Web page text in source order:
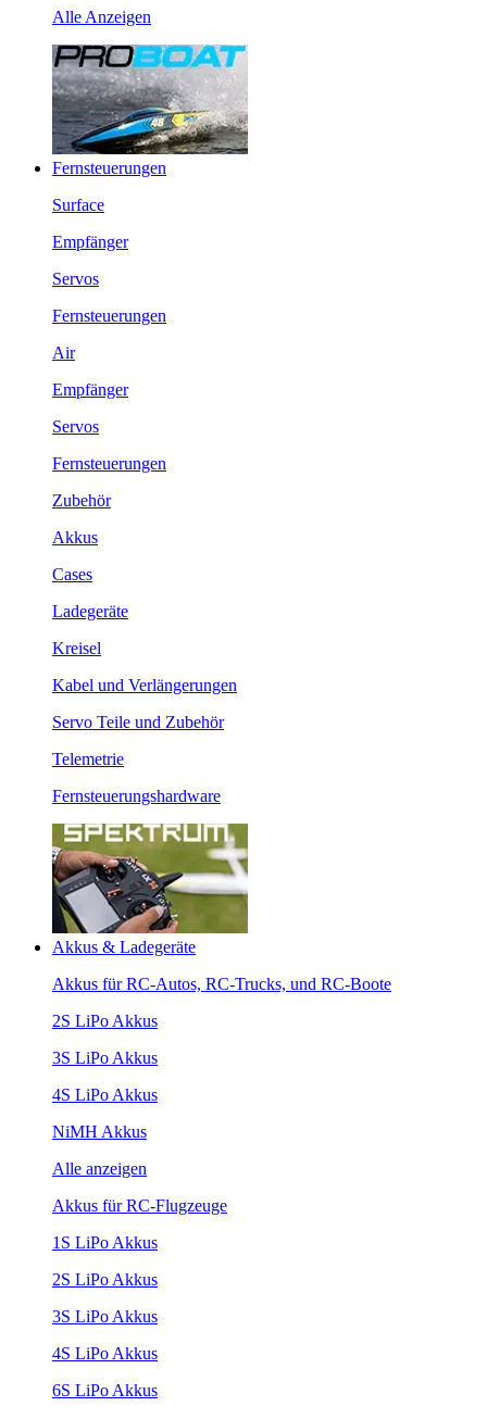
Alle Anzeigen
Fernsteuerungen
Surface
Empfänger
Servos
Fernsteuerungen
Air
Empfänger
Servos
Fernsteuerungen
Zubehör
Akkus
Cases
Ladegeräte
Kreisel
Kabel und Verlängerungen
Servo Teile und Zubehör
Telemetrie
Fernsteuerungshardware
Akkus & Ladegeräte
Akkus für RC-Autos, RC-Trucks, und RC-Boote
2S LiPo Akkus
3S LiPo Akkus
4S LiPo Akkus
NiMH Akkus
Alle anzeigen
Akkus für RC-Flugzeuge
1S LiPo Akkus
2S LiPo Akkus
3S LiPo Akkus
4S LiPo Akkus
6S LiPo Akkus